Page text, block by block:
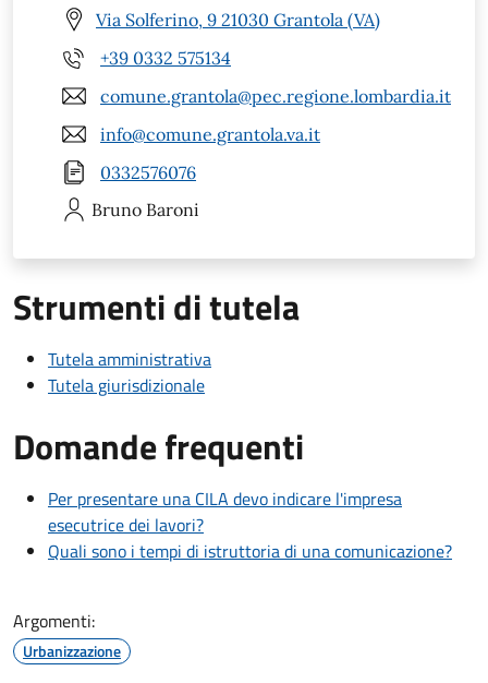
Via Solferino, 9 21030 Grantola (VA)
+39 0332 575134
comune.grantola@pec.regione.lombardia.it
info@comune.grantola.va.it
0332576076
Bruno Baroni
Strumenti di tutela
Tutela amministrativa
Tutela giurisdizionale
Domande frequenti
Per presentare una CILA devo indicare l'impresa
esecutrice dei lavori?
Quali sono i tempi di istruttoria di una comunicazione?
Argomenti:
Urbanizzazione